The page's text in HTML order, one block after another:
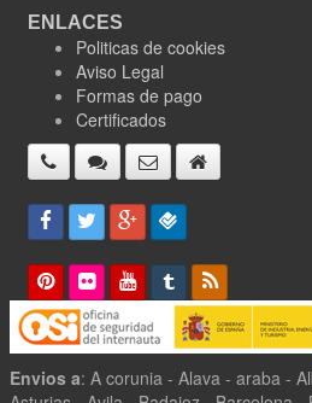
ENLACES
Politicas de cookies
Aviso Legal
Formas de pago
Certificados
Envios a: A corunia - Alava - araba -